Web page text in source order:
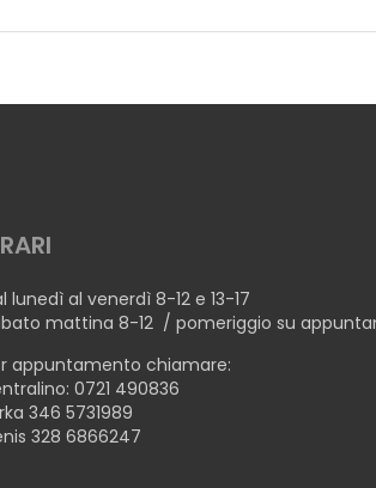
lunedì al venerdì 8-12 e 13-17
mattina 8-12 / pomeriggio su
appuntamento chiamare:
0721 490836
346 5731989
328 6866247